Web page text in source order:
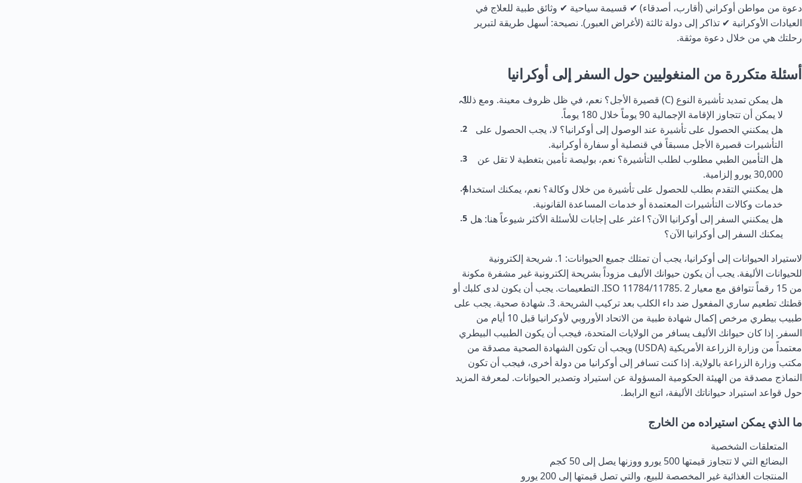
دعوة من مواطن أوكراني (أقارب، أصدقاء) ✔ قسيمة سياحية ✔ وثائق طبية للعلاج في
العيادات الأوكرانية ✔ تذاكر إلى دولة ثالثة (لأغراض العبور). نصيحة: أسهل طريقة لتبرير
رحلتك هي من خلال دعوة موثقة.
أسئلة متكررة من المنغوليين حول السفر إلى أوكرانيا
هل يمكن تمديد تأشيرة النوع (C) قصيرة الأجل؟ نعم، في ظل ظروف معينة. ومع ذلك،
لا يمكن أن تتجاوز الإقامة الإجمالية 90 يوماً خلال 180 يوماً.
هل يمكنني الحصول على تأشيرة عند الوصول إلى أوكرانيا؟ لا، يجب الحصول على
التأشيرات قصيرة الأجل مسبقاً في قنصلية أو سفارة أوكرانية.
هل التأمين الطبي مطلوب لطلب التأشيرة؟ نعم، بوليصة تأمين بتغطية لا تقل عن
30,000 يورو إلزامية.
هل يمكنني التقدم بطلب للحصول على تأشيرة من خلال وكالة؟ نعم، يمكنك استخدام
خدمات وكالات التأشيرات المعتمدة أو خدمات المساعدة القانونية.
هل يمكنني السفر إلى أوكرانيا الآن؟ اعثر على إجابات للأسئلة الأكثر شيوعاً هنا: هل
يمكنك السفر إلى أوكرانيا الآن؟
لاستيراد الحيوانات إلى أوكرانيا، يجب أن تمتلك جميع الحيوانات: 1. شريحة إلكترونية
للحيوانات الأليفة. يجب أن يكون حيوانك الأليف مزوداً بشريحة إلكترونية غير مشفرة مكونة
من 15 رقماً تتوافق مع معيار ISO 11784/11785. 2. التطعيمات. يجب أن يكون لدى كلبك أو
قطتك تطعيم ساري المفعول ضد داء الكلب بعد تركيب الشريحة. 3. شهادة صحية. يجب على
طبيب بيطري مرخص إكمال شهادة طبية من الاتحاد الأوروبي لأوكرانيا قبل 10 أيام من
السفر. إذا كان حيوانك الأليف يسافر من الولايات المتحدة، فيجب أن يكون الطبيب البيطري
معتمداً من وزارة الزراعة الأمريكية (USDA) ويجب أن تكون الشهادة الصحية مصدقة من
مكتب وزارة الزراعة بالولاية. إذا كنت تسافر إلى أوكرانيا من دولة أخرى، فيجب أن تكون
النماذج مصدقة من الهيئة الحكومية المسؤولة عن استيراد وتصدير الحيوانات. لمعرفة المزيد
حول قواعد استيراد حيواناتك الأليفة، اتبع الرابط.
ما الذي يمكن استيراده من الخارج
المتعلقات الشخصية
البضائع التي لا تتجاوز قيمتها 500 يورو ووزنها يصل إلى 50 كجم
المنتجات الغذائية غير المخصصة للبيع، والتي تصل قيمتها إلى 200 يورو